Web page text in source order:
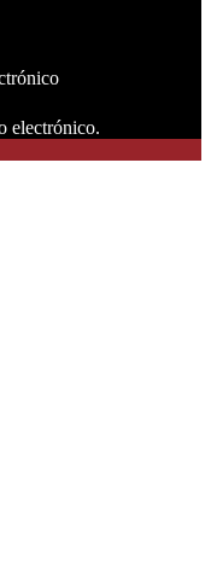
electrónico.